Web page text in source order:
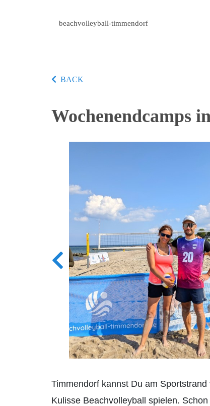
beachvolleyball-timmendorf
BACK
Wochenendcamps
Timmendorf kannst Du am
Kulisse Beachvolleyball spielen.